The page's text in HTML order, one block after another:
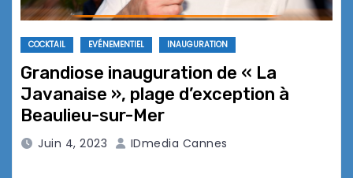
COCKTAIL EVÉNEMENTIEL INAUGURATION
Grandiose inauguration de « La
Javanaise », plage d’exception à
Beaulieu-sur-Mer
Juin 4, 2023 IDmedia Cannes